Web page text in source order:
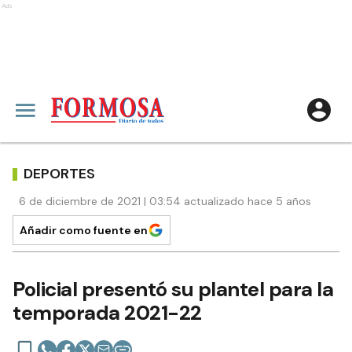
Ads
DEPORTES
6 de diciembre de 2021 | 03:54 actualizado hace 5 años
Añadir como fuente en
Policial presentó su plantel para la
temporada 2021-22